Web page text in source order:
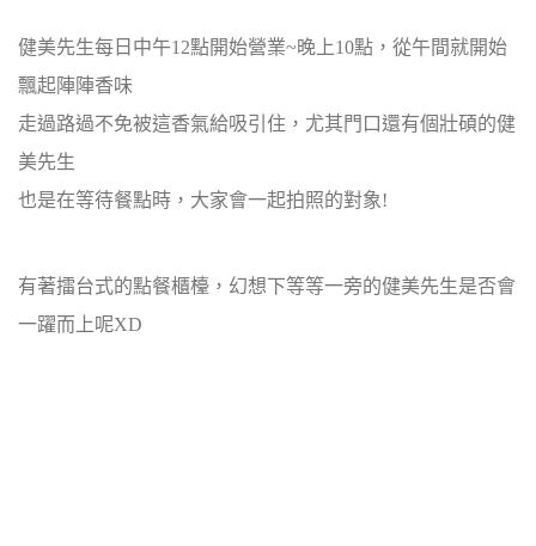
健美先生每日中午12點開始營業~晚上10點，從午間就開始
飄起陣陣香味
走過路過不免被這香氣給吸引住，尤其門口還有個壯碩的健
美先生
也是在等待餐點時，大家會一起拍照的對象!
有著擂台式的點餐櫃檯，幻想下等等一旁的健美先生是否會
一躍而上呢XD